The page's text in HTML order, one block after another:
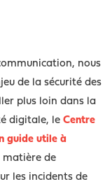
nous
de la sécurité des
plus loin dans la
digitale, le Centre
guide utile à
matière de
les incidents de